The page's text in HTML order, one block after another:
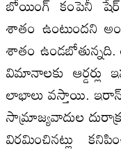
శాతం ఉంటుందని
శాతం
విమానాలకు
లాభాలు వస్తాయి.
సామ్రాజ్యవాదుల
విరమించినట్లు